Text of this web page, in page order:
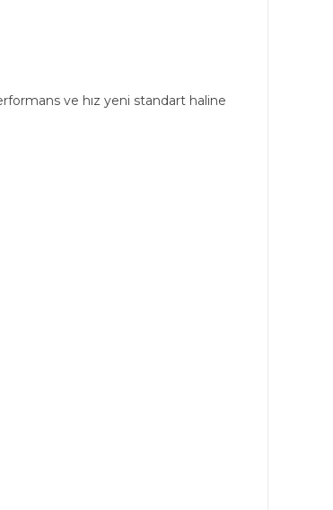
ve hız yeni standart haline